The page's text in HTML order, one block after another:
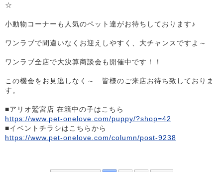
☆
小動物コーナーも人気のペット達がお待ちしております♪
ワンラブで間違いなくお迎えしやすく、大チャンスですよ～
ワンラブ全店で大決算商談会も開催中です！！
この機会をお見逃しなく～ 皆様のご来店お待ち致しておりま
す。
■アリオ鷲宮店 在籍中の子はこちら
https://www.pet-onelove.com/puppy/?shop=42
■イベントチラシはこちらから
https://www.pet-onelove.com/column/post-9238